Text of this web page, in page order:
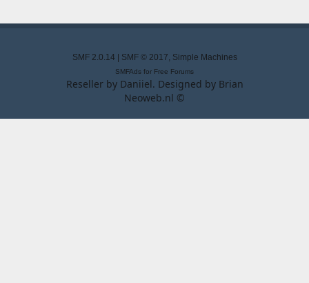
SMF 2.0.14 SMF © 2017, Simple Machines
SMFAds for Free Forums
Reseller by Daniiel. Designed by Brian
Neoweb.nl ©